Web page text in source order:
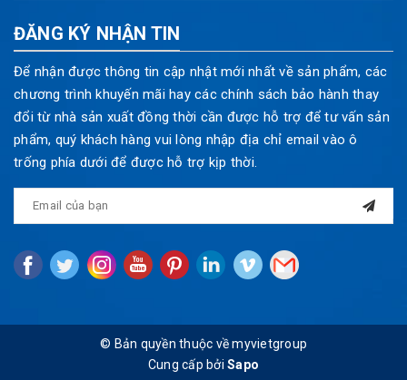
ĐĂNG KÝ NHẬN TIN
Để nhận được thông tin cập nhật mới nhất về sản phẩm, các
chương trình khuyến mãi hay các chính sách bảo hành thay
đổi từ nhà sản xuất đồng thời cần được hỗ trợ để tư vấn sản
phẩm, quý khách hàng vui lòng nhập địa chỉ email vào ô
trống phía dưới để được hỗ trợ kịp thời.
© Bản quyền thuộc về myvietgroup
Cung cấp bởiSapo